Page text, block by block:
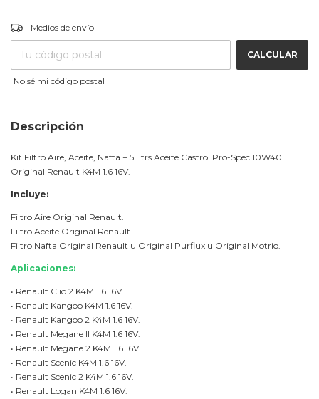
Entregas para el CP:
Medios de envío
CALCULAR
No sé mi código postal
Descripción
Kit Filtro Aire, Aceite, Nafta + 5 Ltrs Aceite Castrol Pro-Spec 10W40
Original Renault K4M 1.6 16V.
Incluye:
Filtro Aire Original Renault.
Filtro Aceite Original Renault.
Filtro Nafta Original Renault u Original Purflux u Original Motrio.
Aplicaciones:
• Renault Clio 2 K4M 1.6 16V.
• Renault Kangoo K4M 1.6 16V.
• Renault Kangoo 2 K4M 1.6 16V.
• Renault Megane II K4M 1.6 16V.
• Renault Megane 2 K4M 1.6 16V.
• Renault Scenic K4M 1.6 16V.
• Renault Scenic 2 K4M 1.6 16V.
• Renault Logan K4M 1.6 16V.